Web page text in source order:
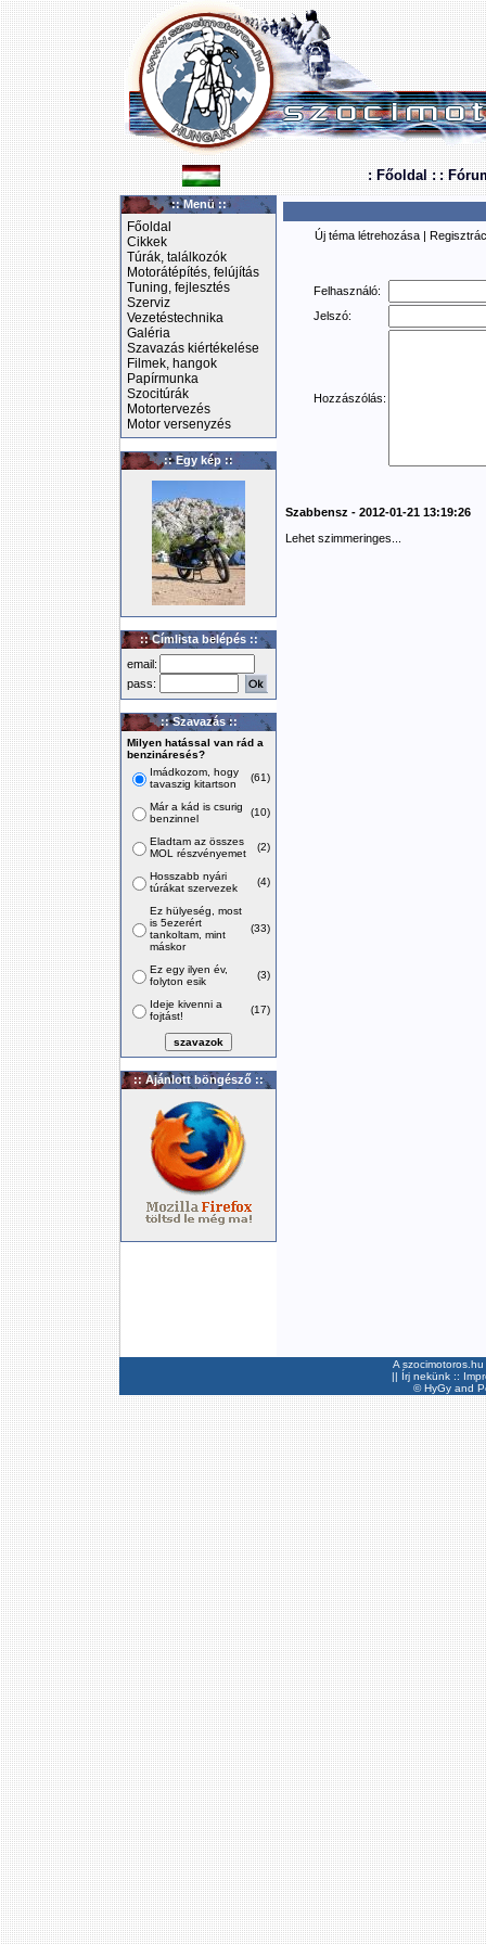
: Főoldal : :
:: Menü ::
Főoldal
Cikkek
Túrák, találkozók
Motorátépítés, felújítás
Tuning, fejlesztés
Szerviz
Vezetéstechnika
Galéria
Szavazás kiértékelése
Filmek, hangok
Papírmunka
Szocitúrák
Motortervezés
Motor versenyzés
:: Egy kép ::
:: Címlista belépés ::
email:
pass:
:: Szavazás ::
Milyen hatással van rád a
benzináresés?
Imádkozom, hogy
tavaszig kitartson
(61)
Már a kád is csurig
benzinnel
(10)
Eladtam az összes
MOL részvényemet
(2)
Hosszabb nyári
túrákat szervezek
(4)
Ez hülyeség, most
is 5ezerért
tankoltam, mint
máskor
(33)
Ez egy ilyen év,
folyton esik
(3)
Ideje kivenni a
fojtást!
(17)
:: Ajánlott böngésző ::
Új téma létrehozása |
Felhasználó:
Jelszó:
Hozzászólás:
Szabbensz - 2012-01-21 13:19:26
Lehet szimmeringes...
A
|| Írj nekünk ::
©HyGyand